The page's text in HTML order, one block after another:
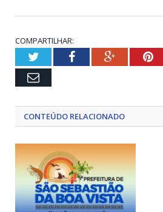
COMPARTILHAR:
TwitterFacebookGoogle+
Email
CONTEÚDO RELACIONADO